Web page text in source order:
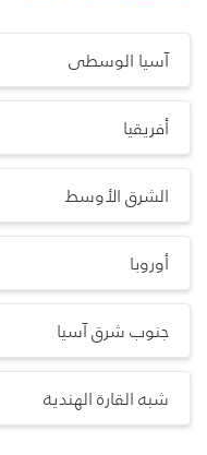
آسيا الوسطى
أفريقيا
الشرق الأوسط
أوروبا
جنوب شرق آسيا
شبه القارة الهندية